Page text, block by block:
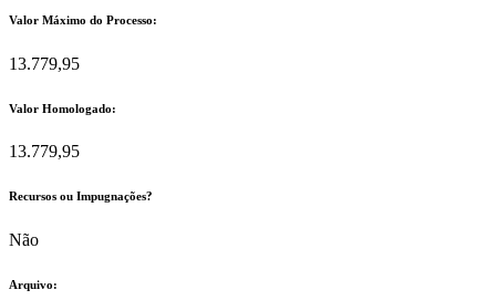
Valor Máximo do Processo: ​
13.779,95
Valor Homologado: ​
13.779,95
Recursos ou Impugnações? ​
Não
Arquivo: